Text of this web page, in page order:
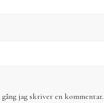
jag skriver en kommentar.